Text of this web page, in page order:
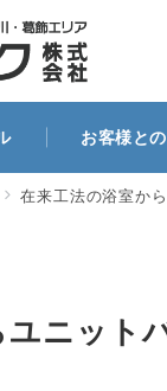
お客様と
在来工法の浴室か
ユニット